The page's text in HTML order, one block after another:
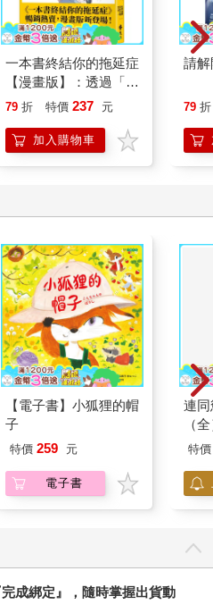
又持續要地方繳出經濟成績單，
界工廠的地位。於是全國工廠產
一波一八．三％的經濟成長率。
你給我搞出更多碳排。再加上中
煤礦停止開挖，復工率給我降到
，你們就沒煤可燒，就可以快速
限電，實際上關乎全球原物料價
及想都沒想過的氣候變遷。如果
會以為國家是不是窮到沒錢發
想得精，說不定早就囤好柴火，
們多有國際觀；相反的，它能讓
會判斷油價什麼時候會漲，股票
洲旅遊不安全（是的，就算是歐
一點換日幣會比較划算。我一直
能明辨近在咫尺的危險。
，有助於我們解讀國內各種現
，那國外都怎麼做？歐美各大媒
，那我們自己該怎麼看待軍售
各大國際組織穿梭自如，臺灣能
經驗套用到臺灣處境，那股不安
一本書終結你的拖延症
【漫畫版】：透過「小
行動」打開大腦的行動
「行動派」的37個科
學方法
79 折 特價 237 元
加入購物車
請解
79 折
【電子書】小狐狸的帽
子
特價 259 元
電子書
連
（
特價
成綁定』，隨時掌握出貨動